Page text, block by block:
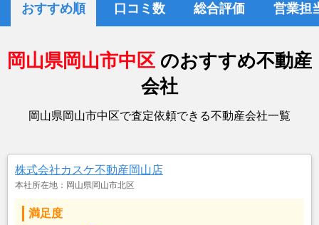
おすすめ順 口コミ数 総合評価 営業担
岡山県岡山市中区 のおすすめ不動産
会社
岡山県岡山市中区で査定依頼できる不動産会社一覧
株式会社カスケ不動産岡山店
本社所在地：岡山県岡山市北区
満足度